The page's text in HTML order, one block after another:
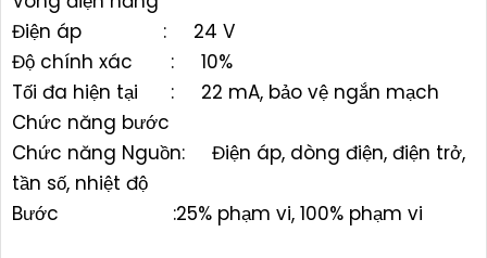
Điện áp : 24 V
Độ chính xác : 10%
Tối đa hiện tại : 22 mA, bảo vệ ngắn mạch
Chức năng bước
Chức năng Nguồn: Điện áp, dòng điện, điện trở,
tần số, nhiệt độ
Bước :25% phạm vi, 100% phạm vi